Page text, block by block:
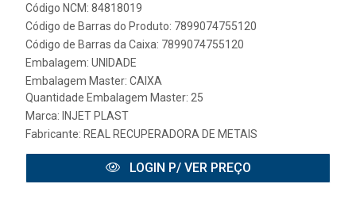
Código NCM: 84818019
Código de Barras do Produto: 7899074755120
Código de Barras da Caixa: 7899074755120
Embalagem: UNIDADE
Embalagem Master: CAIXA
Quantidade Embalagem Master: 25
Marca: INJET PLAST
Fabricante: REAL RECUPERADORA DE METAIS
LOGIN P/ VER PREÇO